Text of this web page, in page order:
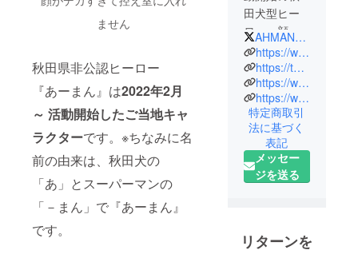
ません
秋田県非公認ヒーロー
『あーまん』は2022年2月
～ 活動開始したご当地キャ
ラクターです。※ちなみに名
前の由来は、秋田犬の
「あ」とスーパーマンの
「－まん」で『あーまん』
です。
田犬型ヒー
ロー。顔が
とにかくデ
カいです。
AHMAN_theHERO
https://www.ahman-thehero.com/
https://twitter.com/AHMAN_theHERO
https://www.instagram.com/ahman_thehero/?hl=ja
https://www.youtube.com/channel/UCTofnud6HpXknEyxKy1G8Iw
特定商取引
法に基づく
表記
メッセー
ジを送る
リターンを